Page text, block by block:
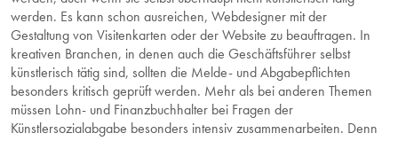
werden. Es kann schon ausreichen, Webdesigner mit der
Gestaltung von Visitenkarten oder der Website zu beauftragen. In
kreativen Branchen, in denen auch die Geschäftsführer selbst
künstlerisch tätig sind, sollten die Melde- und Abgabepflichten
besonders kritisch geprüft werden. Mehr als bei anderen Themen
müssen Lohn- und Finanzbuchhalter bei Fragen der
Künstlersozialabgabe besonders intensiv zusammenarbeiten. Denn